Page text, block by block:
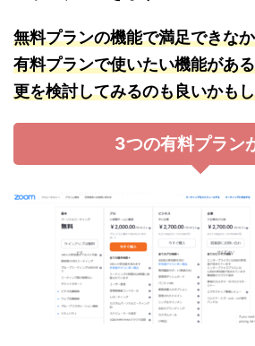
無料プランの機能で満足できな
有料プランで使いたい機能があ
更を検討してみるのも良いかも
3つの有料プラン